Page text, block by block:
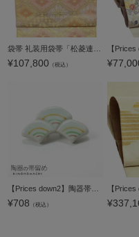
¥107,800 （税込） ¥
¥708 （税込） ¥